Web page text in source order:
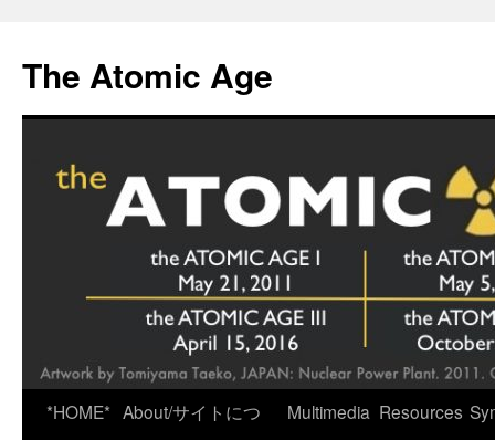
content
The Atomic Age
*HOME* About/サイトにつ
Multimedia Resources